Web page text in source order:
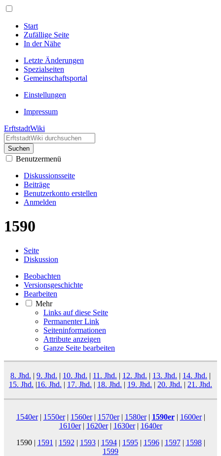
Start
Zufällige Seite
In der Nähe
Letzte Änderungen
Spezialseiten
Gemeinschafts­portal
Einstellungen
Impressum
ErftstadtWiki
Suchen
Benutzermenü
Diskussionsseite
Beiträge
Benutzerkonto erstellen
Anmelden
1590
Seite
Diskussion
Beobachten
Versionsgeschichte
Bearbeiten
Mehr
Links auf diese Seite
Permanenter Link
Seiten­­informationen
Attribute anzeigen
Ganze Seite bearbeiten
8. Jhd. | 9. Jhd. | 10. Jhd. | 11. Jhd. | 12. Jhd. | 13. Jhd. | 14. Jhd. |
15. Jhd. |16. Jhd. | 17. Jhd. | 18. Jhd. | 19. Jhd. | 20. Jhd. | 21. Jhd.
1540er| 1550er| 1560er| 1570er| 1580er| 1590er| 1600er|
1610er| 1620er| 1630er| 1640er
1590| 1591 | 1592 | 1593| 1594| 1595| 1596| 1597| 1598|
1599